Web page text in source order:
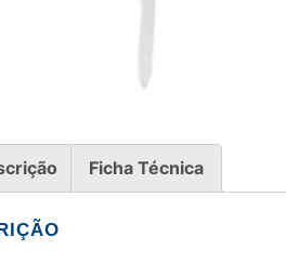
Ficha Técnica